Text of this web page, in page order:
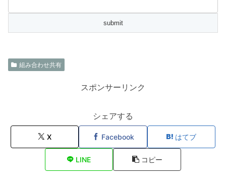
組み合わせ共有
スポンサーリンク
シェアする
X Facebook はてブ
LINE コピー